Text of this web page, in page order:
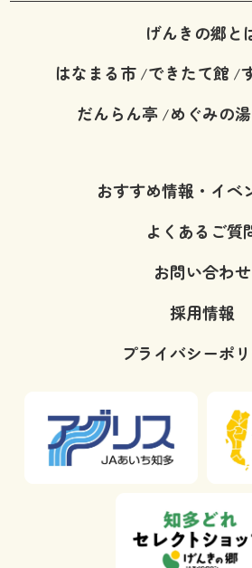
げんきの郷と
はなまる市/できたて館/
だんらん亭 /めぐみの湯
おすすめ情報・イベ
よくあるご質
お問い合わせ
採用情報
プライバシーポ